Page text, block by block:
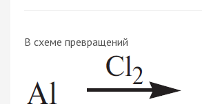
В схеме превращений